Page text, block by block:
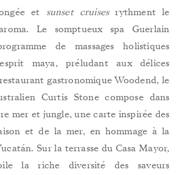
et sunset cruisesrythment le
Le somptueux spa Guerlain
de massages holistiques
maya, préludant aux délices
gastronomique Woodend, le
Curtis Stone compose dans
mer et jungle, une carte inspirée des
et de la mer, en hommage à la
Sur la terrasse du Casa Mayor,
la riche diversité des saveurs